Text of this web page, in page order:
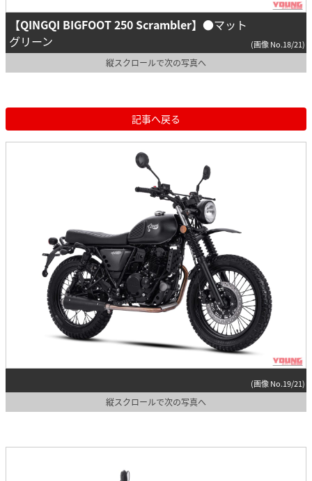
【QINGQI BIGFOOT 250 Scrambler】 ●マット
グリーン
(画像 No.18/21)
縦スクロールで次の写真へ
記事へ戻る
(画像 No.19/21)
縦スクロールで次の写真へ